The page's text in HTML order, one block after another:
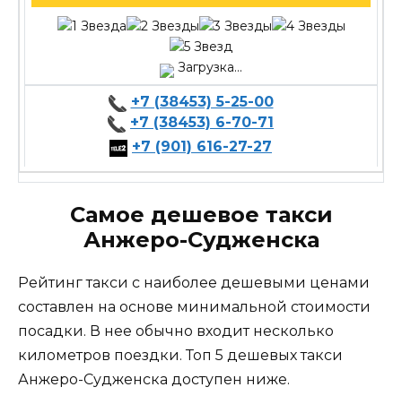
Загрузка...
+7 (38453) 5-25-00
+7 (38453) 6-70-71
+7 (901) 616-27-27
Самое дешевое такси
Анжеро-Судженска
Рейтинг такси с наиболее дешевыми ценами
составлен на основе минимальной стоимости
посадки. В нее обычно входит несколько
километров поездки. Топ 5 дешевых такси
Анжеро-Судженска доступен ниже.